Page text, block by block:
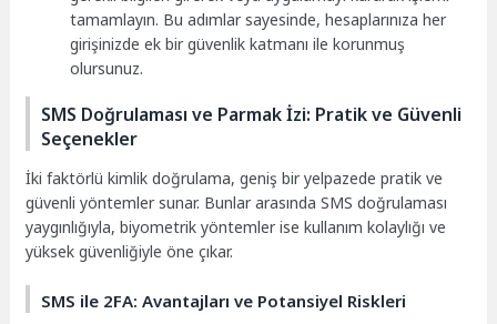
tamamlayın. Bu adımlar sayesinde, hesaplarınıza her
girişinizde ek bir güvenlik katmanı ile korunmuş
olursunuz.
SMS Doğrulaması ve Parmak İzi: Pratik ve Güvenli
Seçenekler
İki faktörlü kimlik doğrulama, geniş bir yelpazede pratik ve
güvenli yöntemler sunar. Bunlar arasında SMS doğrulaması
yaygınlığıyla, biyometrik yöntemler ise kullanım kolaylığı ve
yüksek güvenliğiyle öne çıkar.
SMS ile 2FA: Avantajları ve Potansiyel Riskleri